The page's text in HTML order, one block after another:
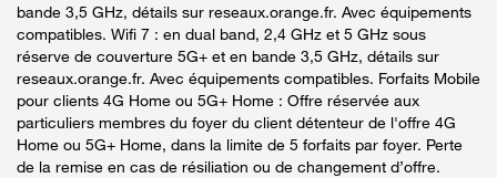
bande 3,5 GHz, détails sur reseaux.orange.fr. Avec équipements
compatibles. Wifi 7 : en dual band, 2,4 GHz et 5 GHz sous
réserve de couverture 5G+ et en bande 3,5 GHz, détails sur
reseaux.orange.fr. Avec équipements compatibles. Forfaits Mobile
pour clients 4G Home ou 5G+ Home : Offre réservée aux
particuliers membres du foyer du client détenteur de l'offre 4G
Home ou 5G+ Home, dans la limite de 5 forfaits par foyer. Perte
de la remise en cas de résiliation ou de changement d’offre.